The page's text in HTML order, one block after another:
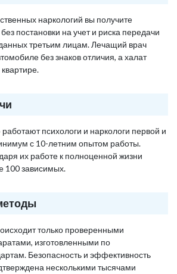
наркологий вы получите
постановки на учет и риска передачи
третьим лицам. Лечащий врач
без знаков отличия, а халат
психологи и наркологи первой и
с 10-летним опытом работы.
их работе к полноценной жизни
100 зависимых.
только проверенными
изготовленными по
Безопасность и эффективность
несколькими тысячами